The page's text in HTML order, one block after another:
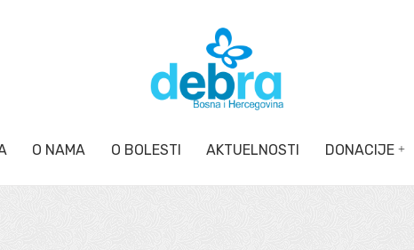
O NAMA O BOLESTI AKTUELNOSTI DONACIJE